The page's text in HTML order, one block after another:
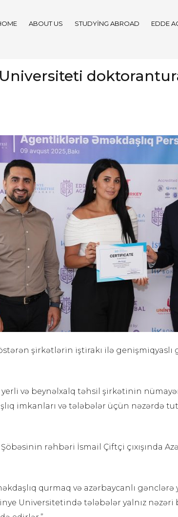
ABOUT US STUDYING ABROAD EDDE
şirkətlərin iştirakı ilə
yerli və beynəlxalq təhsil şirkətinin
imkanları və tələbələr üçün nəzərdə
rəhbəri İsmail Çiftçi çıxışında
qurmaq və azərbaycanlı
Universitetində tələbələr yalnız